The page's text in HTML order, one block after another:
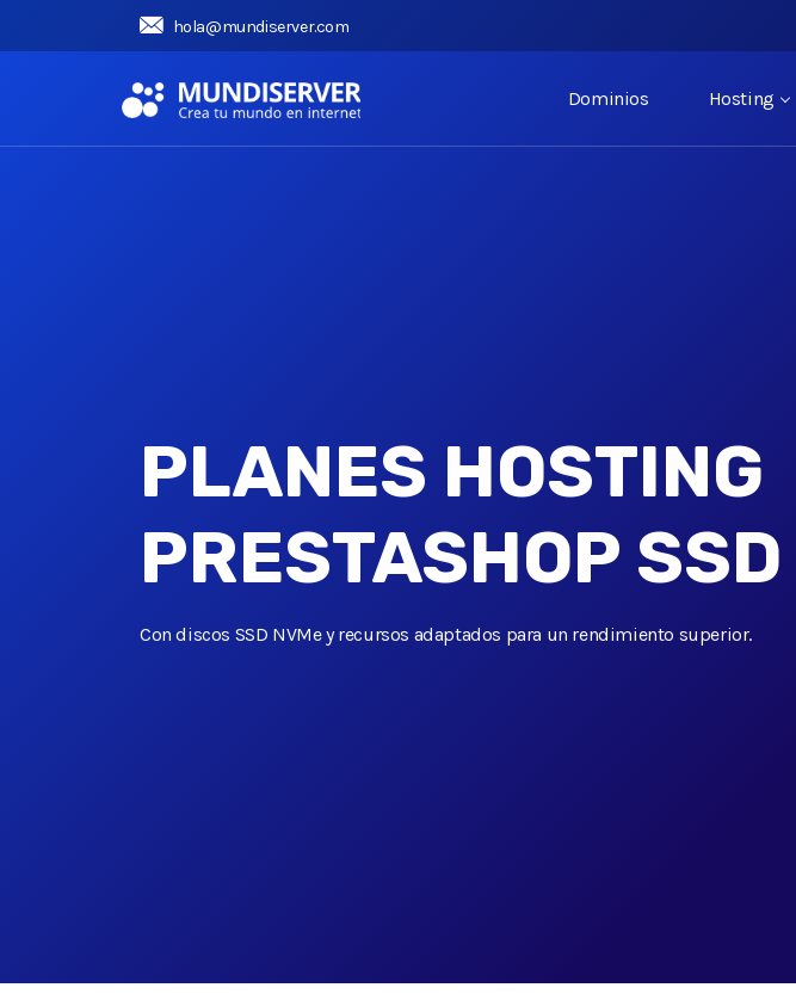
hola@mundiserver.com
Dominios Hosting
PLANES HOSTING
PRESTASHOP SSD
Con discos SSD NVMe y recursos adaptados para un rendimiento superior.